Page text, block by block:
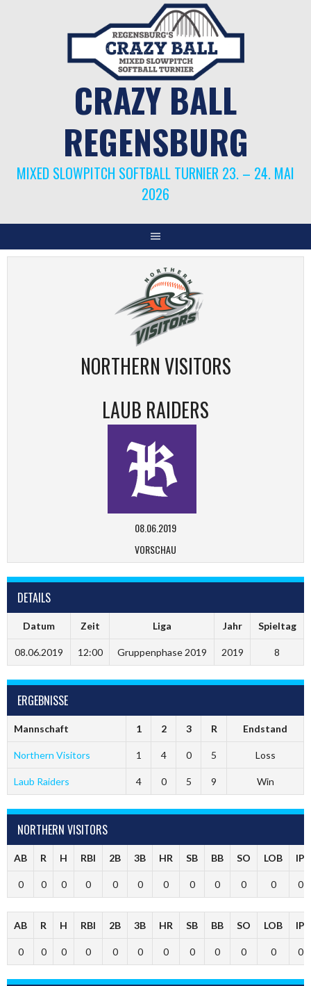
CRAZY BALL
REGENSBURG
MIXED SLOWPITCH SOFTBALL TURNIER 23. – 24. MAI
2026
NORTHERN VISITORS
LAUB RAIDERS
08.06.2019
VORSCHAU
DETAILS
Datum Zeit Liga Jahr Spieltag
08.06.2019 12:00 Gruppenphase 2019 2019 8
ERGEBNISSE
Mannschaft 1 2 3 R Endstand
Northern Visitors 1 4 0 5 Loss
Laub Raiders 4 0 5 9 Win
NORTHERN VISITORS
AB R H RBI 2B 3B HR SB BB SO LOB IP
0 0 0 0 0 0 0 0 0 0 0 0
AB R H RBI 2B 3B HR SB BB SO LOB IP
0 0 0 0 0 0 0 0 0 0 0 0